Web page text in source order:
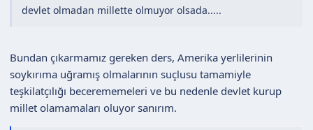
devlet olmadan millette olmuyor olsada.....
Bundan çıkarmamız gereken ders, Amerika yerlilerinin
soykırıma uğramış olmalarının suçlusu tamamiyle
teşkilatçılığı becerememeleri ve bu nedenle devlet kurup
millet olamamaları oluyor sanırım.